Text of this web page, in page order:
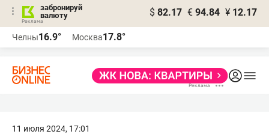
забронируй
валюту
$ 82.17 € 94.84 ¥ 12.17
Челны16.9° Москва17.8°
11 июля 2024, 17:01